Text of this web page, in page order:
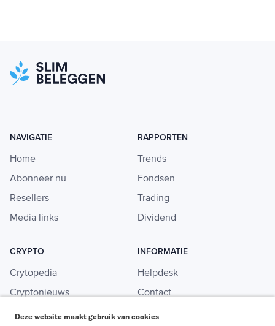
NAVIGATIE
Home
Abonneer nu
Resellers
Media links
RAPPORTEN
Trends
Fondsen
Trading
Dividend
CRYPTO
Crytopedia
Cryptonieuws
Crypto koopgids
INFORMATIE
Helpdesk
Contact
Adverteren
Deze website maakt gebruik van cookies